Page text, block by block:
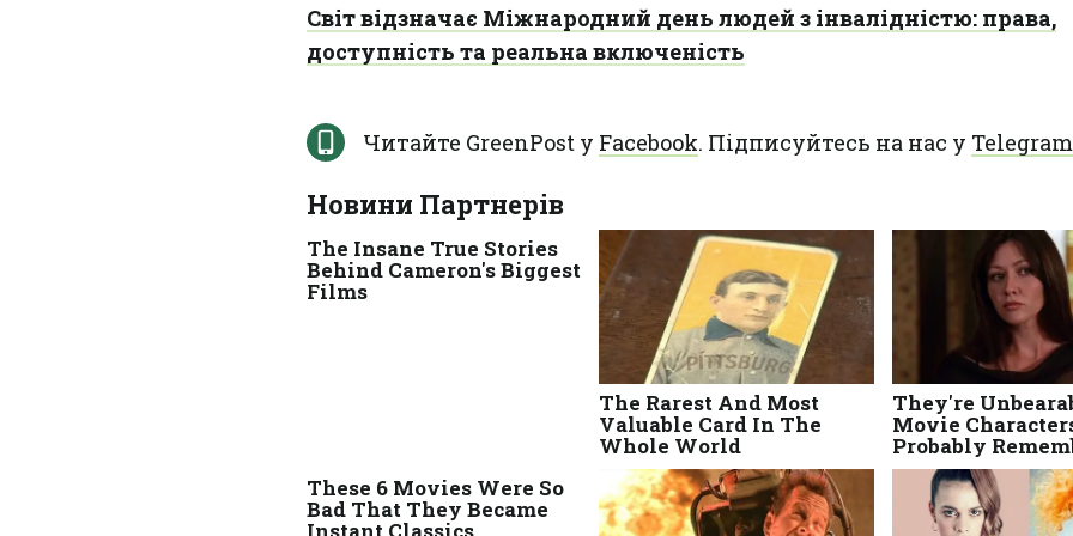
Світ відзначає Міжнародний день людей з інвалідністю: права,
доступність та реальна включеність
Читайте GreenPost у Facebook. Підписуйтесь на нас у Telegram